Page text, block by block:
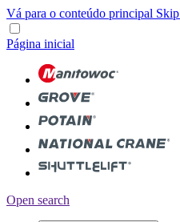
Vá para o conteúdo principal
Página inicial
Open search